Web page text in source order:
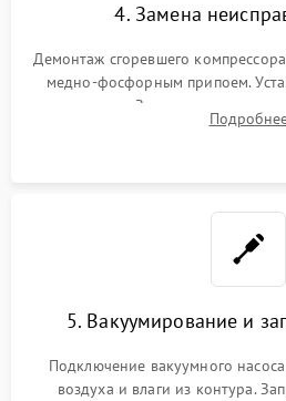
4. Замена
Демонтаж сгоревшего
медно-фосфорным припоем.
осушителя. Замена изношенных
сломанных заслонок или
5. Вакуумирование и
Подключение вакуумного
воздуха и влаги из контура.